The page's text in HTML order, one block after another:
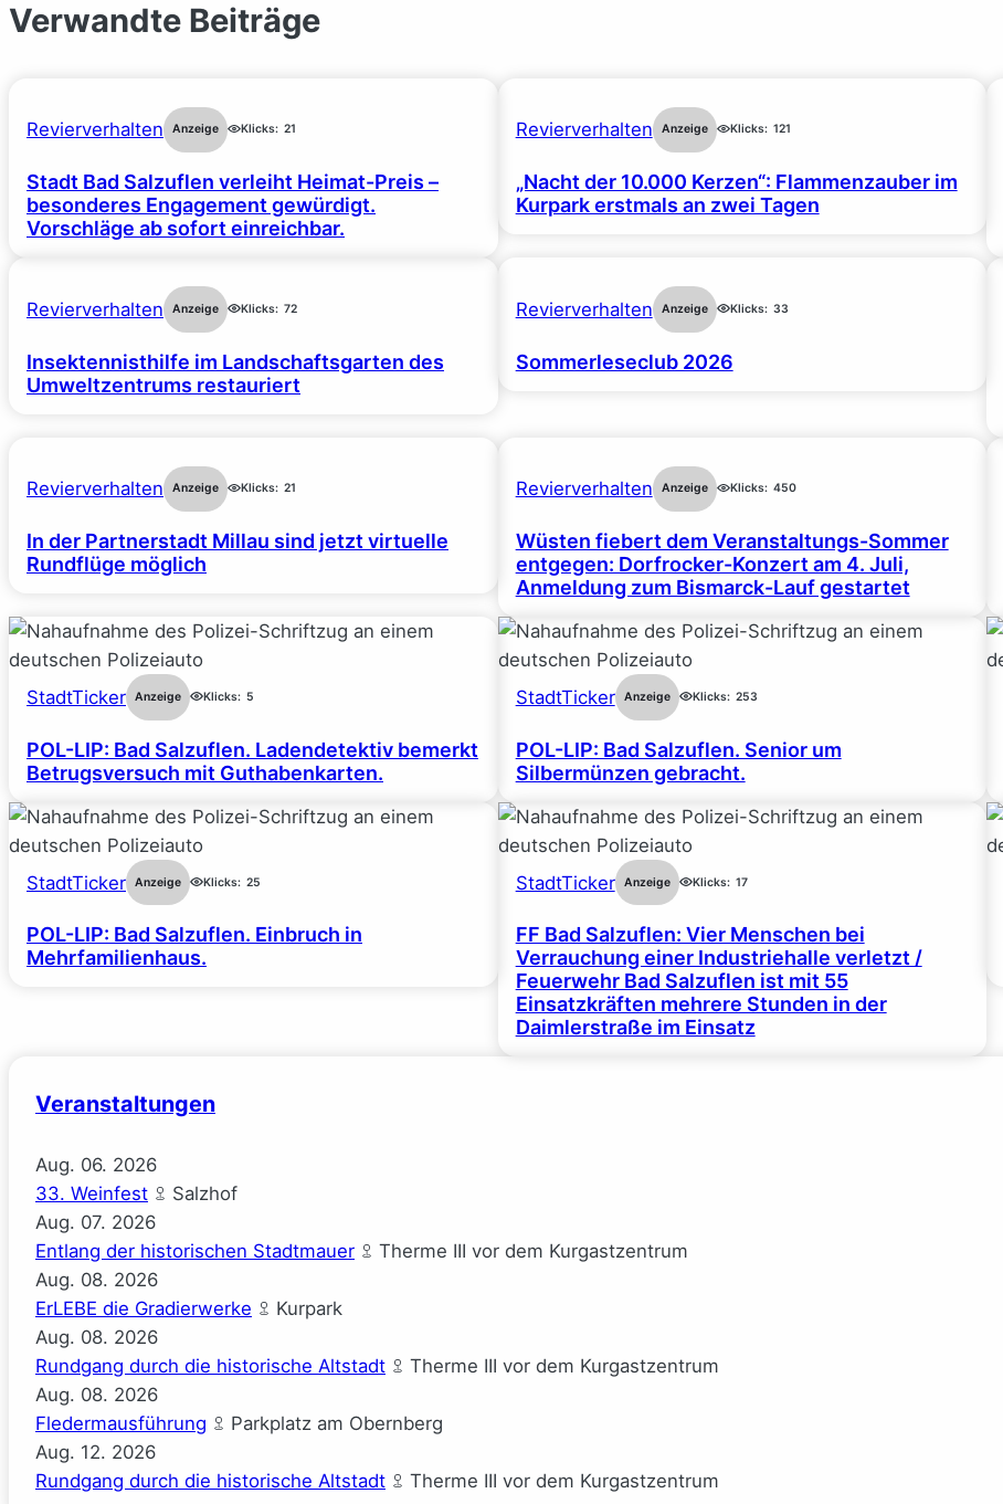
Verwandte Beiträge
Revierverhalten Anzeige Klicks: 21
Stadt Bad Salzuflen verleiht Heimat-Preis –
besonderes Engagement gewürdigt.
Vorschläge ab sofort einreichbar.
Revierverhalten Anzeige Klicks: 121
„Nacht der 10.000 Kerzen“: Flammenzauber im
Kurpark erstmals an zwei Tagen
Revierverhalten Anzeige Klicks: 72
Insektennisthilfe im Landschaftsgarten des
Umweltzentrums restauriert
Revierverhalten Anzeige Klicks: 33
Sommerleseclub 2026
Revierverhalten Anzeige Klicks: 21
In der Partnerstadt Millau sind jetzt virtuelle
Rundflüge möglich
Revierverhalten Anzeige Klicks: 450
Wüsten fiebert dem Veranstaltungs-Sommer
entgegen: Dorfrocker-Konzert am 4. Juli,
Anmeldung zum Bismarck-Lauf gestartet
StadtTicker Anzeige Klicks: 5
POL-LIP: Bad Salzuflen. Ladendetektiv bemerkt
Betrugsversuch mit Guthabenkarten.
StadtTicker Anzeige Klicks: 253
POL-LIP: Bad Salzuflen. Senior um
Silbermünzen gebracht.
StadtTicker Anzeige Klicks: 25
POL-LIP: Bad Salzuflen. Einbruch in
Mehrfamilienhaus.
StadtTicker Anzeige Klicks: 17
FF Bad Salzuflen: Vier Menschen bei
Verrauchung einer Industriehalle verletzt /
Feuerwehr Bad Salzuflen ist mit 55
Einsatzkräften mehrere Stunden in der
Daimlerstraße im Einsatz
Veranstaltungen
Aug. 06. 2026
33. Weinfest
Salzhof
Aug. 07. 2026
Entlang der historischen Stadtmauer
Therme III vor dem Kurgastzentrum
Aug. 08. 2026
ErLEBE die Gradierwerke
Kurpark
Aug. 08. 2026
Rundgang durch die historische Altstadt
Therme III vor dem Kurgastzentrum
Aug. 08. 2026
Fledermausführung
Parkplatz am Obernberg
Aug. 12. 2026
Rundgang durch die historische Altstadt
Therme III vor dem Kurgastzentrum